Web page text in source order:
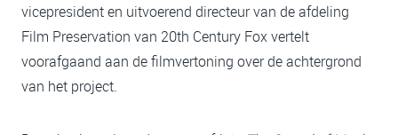
vicepresident en uitvoerend directeur van de afdeling
Film Preservation van 20th Century Fox vertelt
voorafgaand aan de filmvertoning over de achtergrond
van het project.